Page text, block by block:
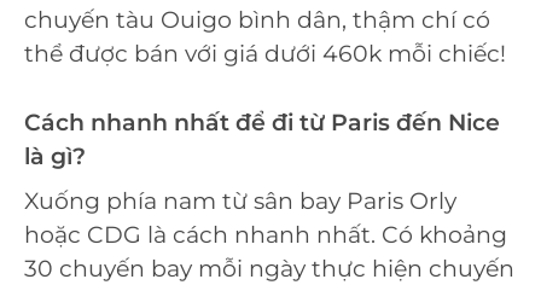
chuyến tàu Ouigo bình dân, thậm chí có
thể được bán với giá dưới 460k mỗi chiếc!
Cách nhanh nhất để đi từ Paris đến Nice
là gì?
Xuống phía nam từ sân bay Paris Orly
hoặc CDG là cách nhanh nhất. Có khoảng
30 chuyến bay mỗi ngày thực hiện chuyến